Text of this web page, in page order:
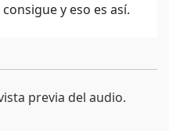
y eso es así.